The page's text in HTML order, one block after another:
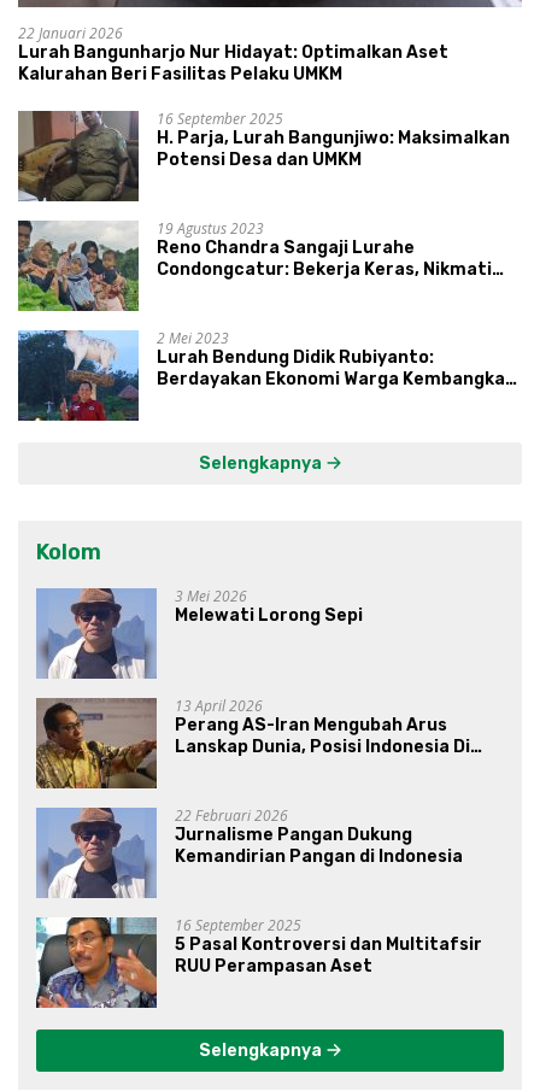
22 Januari 2026
Lurah Bangunharjo Nur Hidayat: Optimalkan Aset
Kalurahan Beri Fasilitas Pelaku UMKM
16 September 2025
H. Parja, Lurah Bangunjiwo: Maksimalkan
Potensi Desa dan UMKM
19 Agustus 2023
Reno Chandra Sangaji Lurahe
Condongcatur: Bekerja Keras, Nikmati
2 Mei 2023
Lurah Bendung Didik Rubiyanto:
Berdayakan Ekonomi Warga Kembangkan
Selengkapnya
Kolom
3 Mei 2026
Melewati Lorong Sepi
13 April 2026
Perang AS-Iran Mengubah Arus
Lanskap Dunia, Posisi Indonesia Di
22 Februari 2026
Jurnalisme Pangan Dukung
Kemandirian Pangan di Indonesia
16 September 2025
5 Pasal Kontroversi dan Multitafsir
RUU Perampasan Aset
Selengkapnya